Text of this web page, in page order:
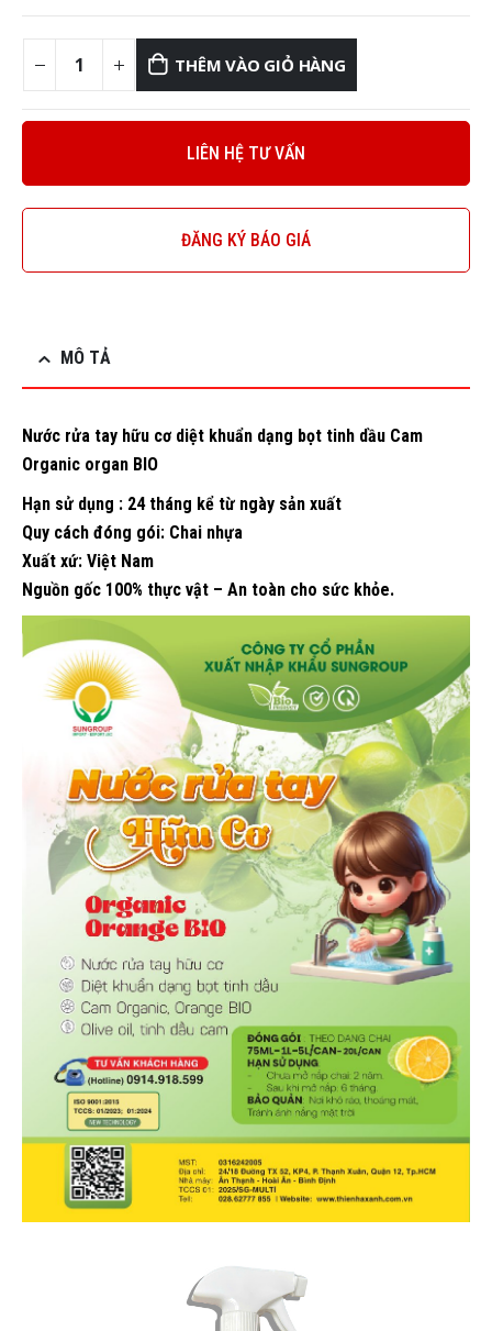
THÊM VÀO GIỎ HÀNG
LIÊN HỆ TƯ VẤN
ĐĂNG KÝ BÁO GIÁ
MÔ TẢ
Nước rửa tay hữu cơ diệt khuẩn dạng bọt tinh dầu Cam
Organic organ BIO
Hạn sử dụng : 24 tháng kể từ ngày sản xuất
Quy cách đóng gói: Chai nhựa
Xuất xứ: Việt Nam
Nguồn gốc 100% thực vật – An toàn cho sức khỏe.